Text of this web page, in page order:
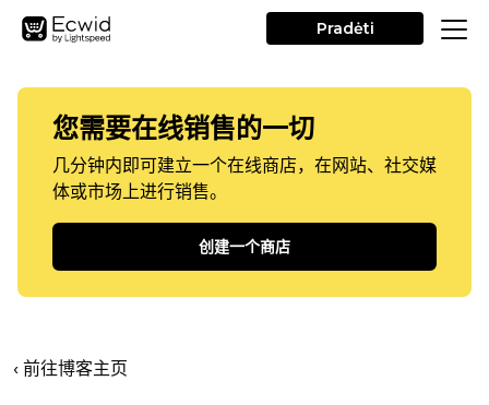
Pradėti
您需要在线销售的一切
几分钟内即可建立一个在线商店，在网站、社交媒
体或市场上进行销售。
创建一个商店
‹ 前往博客主页